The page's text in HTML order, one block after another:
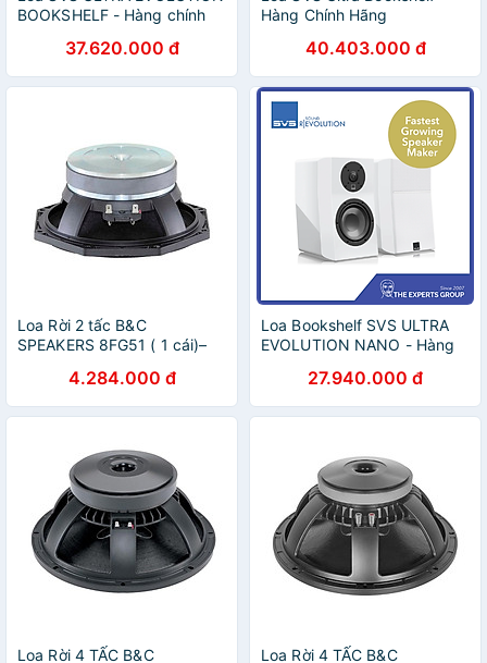
BOOKSHELF - Hàng chính
37.620.000 đ
Hàng Chính Hãng
40.403.000 đ
Loa Rời 2 tấc B&C
SPEAKERS 8FG51 ( 1 cái)–
4.284.000 đ
Loa Bookshelf SVS ULTRA
EVOLUTION NANO - Hàng
27.940.000 đ
Loa Rời 4 TẤC B&C Loa Rời 4 TẤC B&C